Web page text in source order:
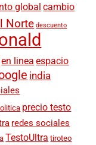
global cambio
Norte descuento
en linea espacio
india
precio testo
redes sociales
TestoUltra tiroteo